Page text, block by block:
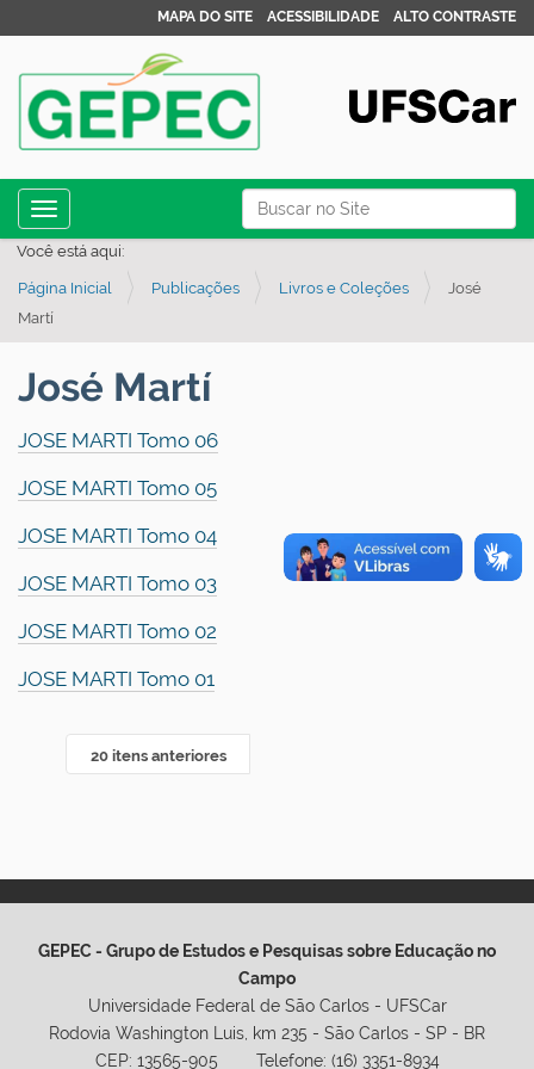
Busca
Busca Avançada…
MAPA DO SITE ACESSIBILIDADE ALTO CONTRASTE
Toggle navigation
Você está aqui:
Página Inicial Publicações Livros e Coleções
José
Martí
José Martí
JOSE MARTI Tomo 06
JOSE MARTI Tomo 05
JOSE MARTI Tomo 04
JOSE MARTI Tomo 03
JOSE MARTI Tomo 02
JOSE MARTI Tomo 01
20 itens anteriores
GEPEC - Grupo de Estudos e Pesquisas sobre Educação no
Campo
Universidade Federal de São Carlos - UFSCar
Rodovia Washington Luis, km 235 - São Carlos - SP - BR
CEP: 13565-905 Telefone: (16) 3351-8934